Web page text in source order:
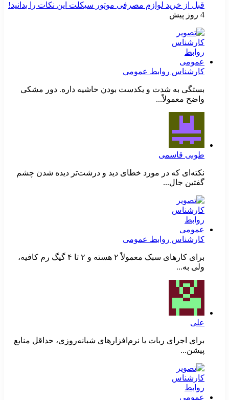
قبل از خرید لوازم مصرفی موتور سیکلت این نکات را بدانید!
4 روز پیش
کارشناس روابط عمومی
بستگی به شدت و یکدست بودن حاشیه داره. دور مشکی
واضح معمولاً...
طوبی قاسمی
نکته‌ای که در مورد خطای دید و درشت‌تر دیده شدن چشم
گفتین جال...
کارشناس روابط عمومی
برای کارهای سبک معمولاً ۲ هسته و ۲ تا ۴ گیگ رم کافیه،
ولی به...
علی
برای اجرای ربات یا نرم‌افزارهای شبانه‌روزی، حداقل منابع
پیشن...